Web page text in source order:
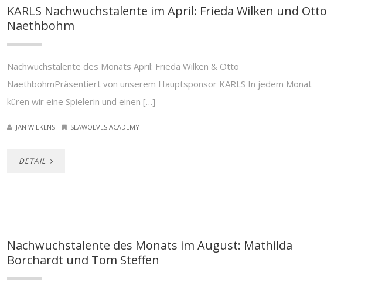
KARLS Nachwuchstalente im April: Frieda Wilken und Otto
Naethbohm
Nachwuchstalente des Monats April: Frieda Wilken & Otto
NaethbohmPräsentiert von unserem Hauptsponsor KARLS In jedem Monat
küren wir eine Spielerin und einen […]
JAN WILKENS SEAWOLVES ACADEMY
DETAIL
Nachwuchstalente des Monats im August: Mathilda
Borchardt und Tom Steffen